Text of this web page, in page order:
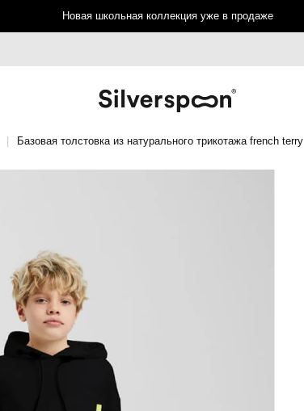
Новая школьная коллекция уже в продаже
Базовая толстовка из натурального трикотажа french terry